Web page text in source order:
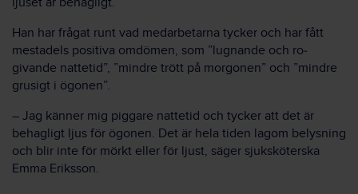
Han har frågat runt vad medarbetarna tycker och har fått
mesta­dels positiva omdömen, som ”lugnande och ro­
givande natte­tid”, ”mindre trött på morgonen” och ”mindre
grusigt i ögonen”.
– Jag känner mig piggare natte­tid och tycker att det är
behagligt ljus för ögonen. Det är hela tiden lagom belysning
och blir inte för mörkt eller för ljust, säger sjuk­sköterska
Emma Eriksson.